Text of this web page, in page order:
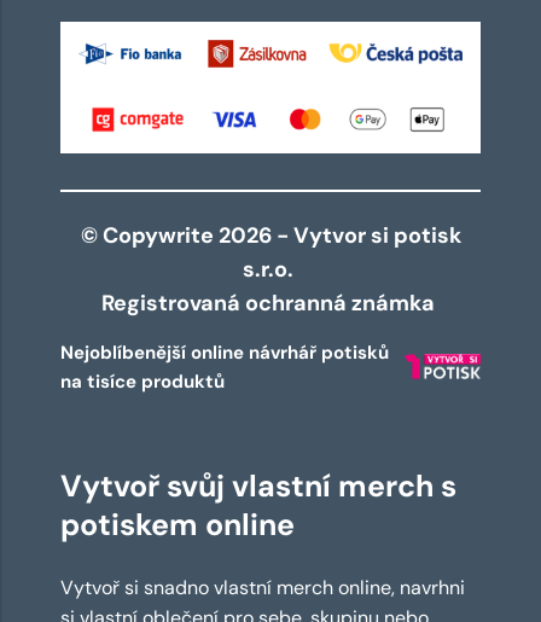
© Copywrite 2026 - Vytvor si potisk
s.r.o.
Registrovaná ochranná známka
Nejoblíbenější online návrhář potisků
na tisíce produktů
Vytvoř svůj vlastní merch s
potiskem online
Vytvoř si snadno vlastní merch online, navrhni